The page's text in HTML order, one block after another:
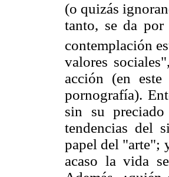
(o quizás
tanto, se da
contemplación
valores
acción (en
pornografía).
sin su
tendencias del
papel del "arte";
acaso la vida